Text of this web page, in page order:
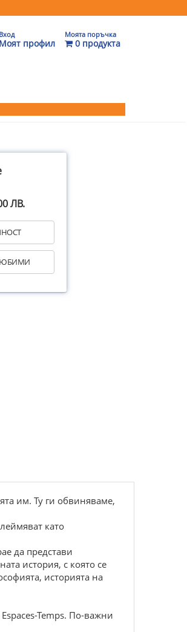
Вход
Моят профил
Моята поръчка
0 продукта
ЛВ.
им. Ту ги обвиняваме,
като
да представи
история, с която се
историята на
Temps. По-важни